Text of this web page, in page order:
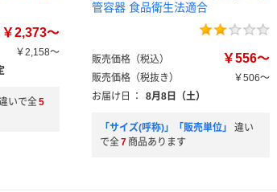
￥2,373～
￥2,158～
いで全5
管容器 食品衛生法適合
販売価格（税込） ￥556～
販売価格（税抜き）
￥506～
お届け日
： 8月8日（土）
「サイズ(呼称)」「販売単位」
違い
で全7 商品あります